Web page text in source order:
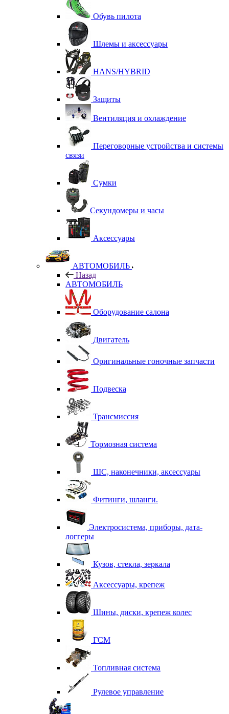
Обувь пилота
Шлемы и аксессуары
HANS/HYBRID
Защиты
Вентиляция и охлаждение
Переговорные устройства и системы
связи
Сумки
Секундомеры и часы
Аксессуары
АВТОМОБИЛЬ
Назад
АВТОМОБИЛЬ
Оборудование салона
Двигатель
Оригинальные гоночные запчасти
Подвеска
Трансмиссия
Тормозная система
ШС, наконечники, аксессуары
Фитинги, шланги.
Электросистема, приборы, дата-
логгеры
Кузов, стекла, зеркала
Аксессуары, крепеж
Шины, диски, крепеж колес
ГСМ
Топливная система
Рулевое управление